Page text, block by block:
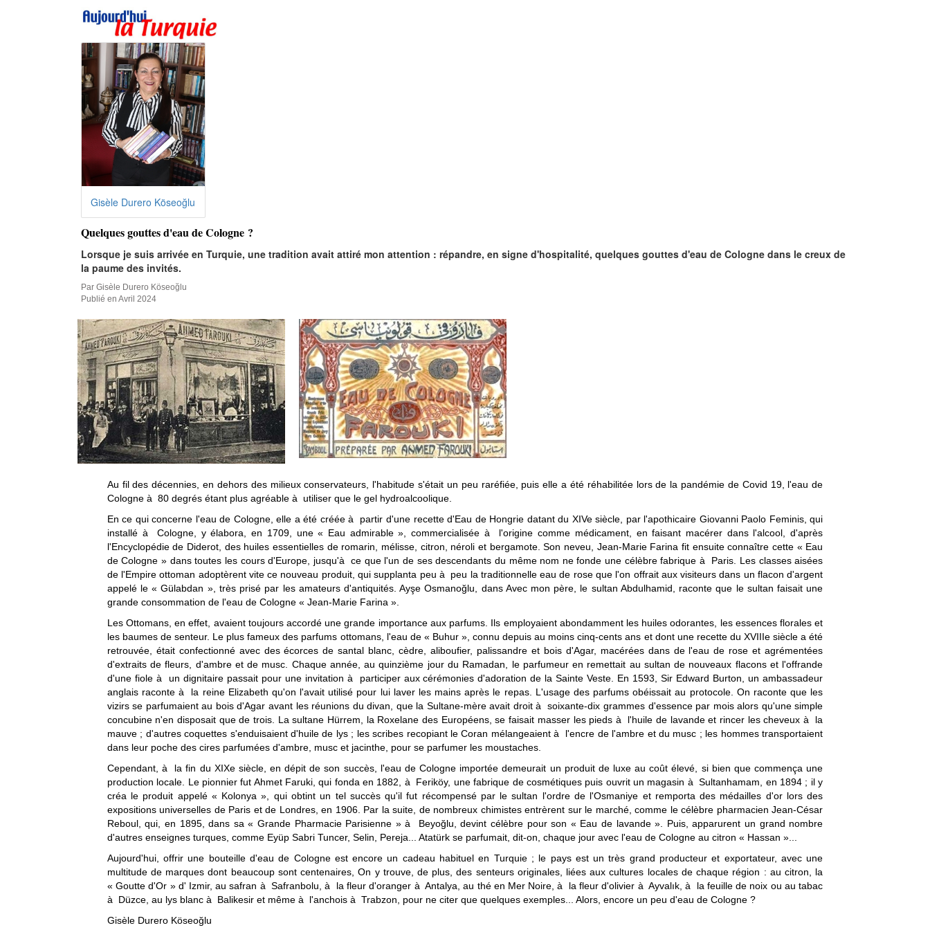
Gisèle Durero Köseoğlu
Quelques gouttes d'eau de Cologne ?
Lorsque je suis arrivée en Turquie, une tradition avait attiré mon attention : répandre, en signe d'hospitalité, quelques gouttes d'eau de Cologne dans le creux de
la paume des invités.
Par Gisèle Durero Köseoğlu
Publié en Avril 2024
Au fil des décennies, en dehors des milieux conservateurs, l'habitude s'était un peu raréfiée, puis elle a été réhabilitée lors de la pandémie de Covid 19, l'eau de
Cologne à 80 degrés étant plus agréable à utiliser que le gel hydroalcoolique.
En ce qui concerne l'eau de Cologne, elle a été créée à partir d'une recette d'Eau de Hongrie datant du XIVe siècle, par l'apothicaire Giovanni Paolo Feminis, qui
installé à Cologne, y élabora, en 1709, une « Eau admirable », commercialisée à l'origine comme médicament, en faisant macérer dans l'alcool, d'après
l'Encyclopédie de Diderot, des huiles essentielles de romarin, mélisse, citron, néroli et bergamote. Son neveu, Jean-Marie Farina fit ensuite connaître cette « Eau
de Cologne » dans toutes les cours d'Europe, jusqu'à ce que l'un de ses descendants du même nom ne fonde une célèbre fabrique à Paris. Les classes aisées
de l'Empire ottoman adoptèrent vite ce nouveau produit, qui supplanta peu à peu la traditionnelle eau de rose que l'on offrait aux visiteurs dans un flacon d'argent
appelé le « Gülabdan », très prisé par les amateurs d'antiquités. Ayşe Osmanoğlu, dans Avec mon père, le sultan Abdulhamid, raconte que le sultan faisait une
grande consommation de l'eau de Cologne « Jean-Marie Farina ».
Les Ottomans, en effet, avaient toujours accordé une grande importance aux parfums. Ils employaient abondamment les huiles odorantes, les essences florales et
les baumes de senteur. Le plus fameux des parfums ottomans, l'eau de « Buhur », connu depuis au moins cinq-cents ans et dont une recette du XVIIIe siècle a été
retrouvée, était confectionné avec des écorces de santal blanc, cèdre, aliboufier, palissandre et bois d'Agar, macérées dans de l'eau de rose et agrémentées
d'extraits de fleurs, d'ambre et de musc. Chaque année, au quinzième jour du Ramadan, le parfumeur en remettait au sultan de nouveaux flacons et l'offrande
d'une fiole à un dignitaire passait pour une invitation à participer aux cérémonies d'adoration de la Sainte Veste. En 1593, Sir Edward Burton, un ambassadeur
anglais raconte à la reine Elizabeth qu'on l'avait utilisé pour lui laver les mains après le repas. L'usage des parfums obéissait au protocole. On raconte que les
vizirs se parfumaient au bois d'Agar avant les réunions du divan, que la Sultane-mère avait droit à soixante-dix grammes d'essence par mois alors qu'une simple
concubine n'en disposait que de trois. La sultane Hürrem, la Roxelane des Européens, se faisait masser les pieds à l'huile de lavande et rincer les cheveux à la
mauve ; d'autres coquettes s'enduisaient d'huile de lys ; les scribes recopiant le Coran mélangeaient à l'encre de l'ambre et du musc ; les hommes transportaient
dans leur poche des cires parfumées d'ambre, musc et jacinthe, pour se parfumer les moustaches.
Cependant, à la fin du XIXe siècle, en dépit de son succès, l'eau de Cologne importée demeurait un produit de luxe au coût élevé, si bien que commença une
production locale. Le pionnier fut Ahmet Faruki, qui fonda en 1882, à Feriköy, unefabrique de cosmétiques puis ouvrit un magasin à Sultanhamam, en 1894 ; il y
créa le produit appelé « Kolonya », qui obtint un tel succès qu'il fut récompensé par le sultan l'ordre de l'Osmaniye et remporta des médailles d'or lors des
expositions universelles de Paris et de Londres, en 1906. Par la suite, de nombreux chimistes entrèrent sur le marché, comme le célèbre pharmacien Jean-César
Reboul, qui, en 1895, dans sa « Grande Pharmacie Parisienne » à Beyoğlu, devint célèbre pour son « Eau de lavande ». Puis, apparurent un grand nombre
d'autres enseignes turques, comme Eyüp Sabri Tuncer, Selin, Pereja... Atatürk se parfumait, dit-on, chaque jour avec l'eau de Cologne au citron « Hassan »...
Aujourd'hui, offrir une bouteille d'eau de Cologne est encore un cadeau habituel en Turquie ; le pays est un très grand producteur et exportateur, avec une
multitude de marques dont beaucoup sont centenaires, On y trouve, de plus, des senteurs originales, liées aux cultures locales de chaque région : au citron, la
« Goutte d'Or » d' Izmir, au safran à Safranbolu, à la fleur d'oranger à Antalya, au thé en Mer Noire, à la fleur d'olivier à Ayvalık, à la feuille de noix ou au tabac
à Düzce, au lys blanc à Balikesir et même à l'anchois à Trabzon, pour ne citer que quelques exemples... Alors, encore un peu d'eau de Cologne ?
Gisèle Durero Köseoğlu